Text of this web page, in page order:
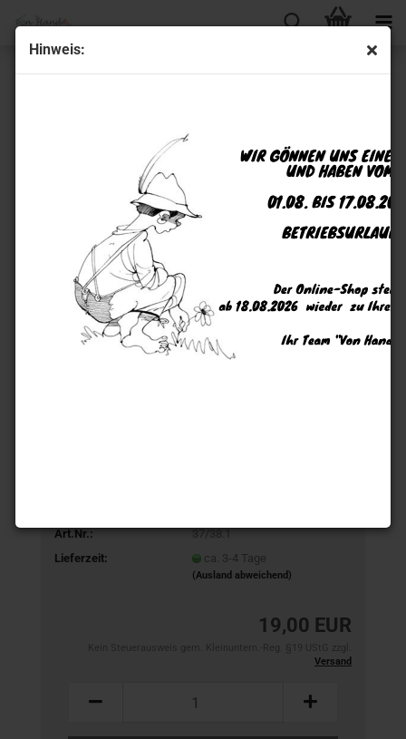
Hinweis:
Art.Nr.:
37/38.1
Lieferzeit:
ca. 3-4 Tage
(Ausland abweichend)
19,00 EUR
Versand